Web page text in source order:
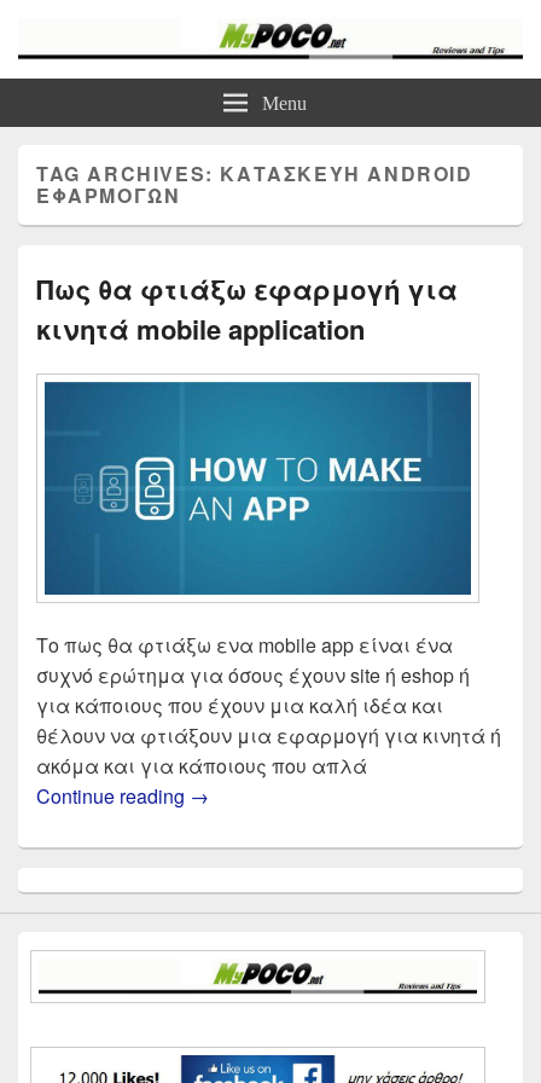
Τα καλύτερα Reviews , Συγκρίσεις , VPN , Webhosting
Menu
TAG ARCHIVES: ΚΑΤΑΣΚΕΥΗ ANDROID
ΕΦΑΡΜΟΓΩΝ
Πως θα φτιάξω εφαρμογή για
κινητά mobile application
Το πως θα φτιάξω ενα mobile app είναι ένα
συχνό ερώτημα για όσους έχουν site ή eshop ή
για κάποιους που έχουν μια καλή ιδέα και
θέλουν να φτιάξουν μια εφαρμογή για κινητά ή
ακόμα και για κάποιους που απλά
Continue reading Πως θα φτιάξω εφαρμογή για
→
Sidebar
Widget